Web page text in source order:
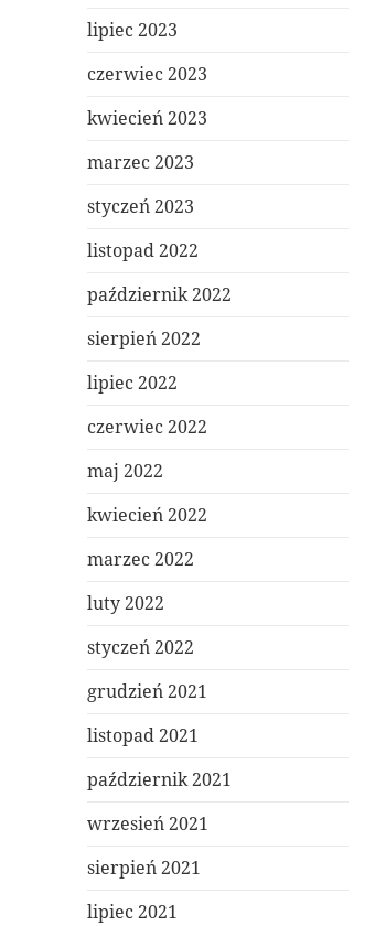
lipiec 2023
czerwiec 2023
kwiecień 2023
marzec 2023
styczeń 2023
listopad 2022
październik 2022
sierpień 2022
lipiec 2022
czerwiec 2022
maj 2022
kwiecień 2022
marzec 2022
luty 2022
styczeń 2022
grudzień 2021
listopad 2021
październik 2021
wrzesień 2021
sierpień 2021
lipiec 2021